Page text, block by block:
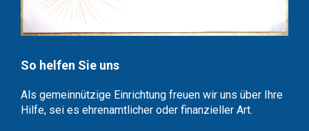
So helfen Sie uns
Als gemeinnützige Einrichtung freuen wir uns über Ihre
Hilfe, sei es ehrenamtlicher oder finanzieller Art.